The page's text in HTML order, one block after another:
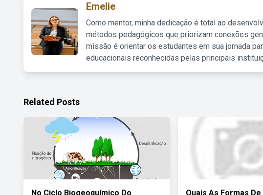
Emelie
Como mentor, minha dedicação é total ao
métodos pedagógicos que priorizam conexões
missão é orientar os estudantes em sua jornada
educacionais reconhecidas pelas principais
Related Posts
No Ciclo Biogeoquímico Do Quais As Formas